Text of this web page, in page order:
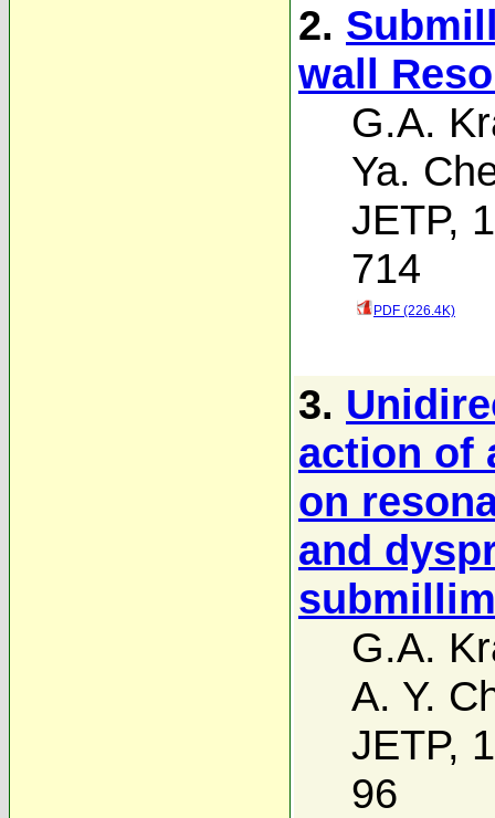
2.
wall
G.A.
Ya.
JETP,
714
PDF (226.4K)
3.
action of
on
and
G.A.
A. Y.
JETP,
96